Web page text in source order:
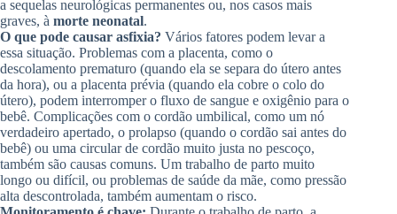
a sequelas neurológicas permanentes ou, nos casos mais
graves, à morte neonatal.
O que pode causar asfixia? Vários fatores podem levar a
essa situação. Problemas com a placenta, como o
descolamento prematuro (quando ela se separa do útero antes
da hora), ou a placenta prévia (quando ela cobre o colo do
útero), podem interromper o fluxo de sangue e oxigênio para o
bebê. Complicações com o cordão umbilical, como um nó
verdadeiro apertado, o prolapso (quando o cordão sai antes do
bebê) ou uma circular de cordão muito justa no pescoço,
também são causas comuns. Um trabalho de parto muito
longo ou difícil, ou problemas de saúde da mãe, como pressão
alta descontrolada, também aumentam o risco.